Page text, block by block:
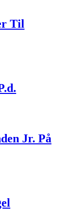
Til
Jr. På